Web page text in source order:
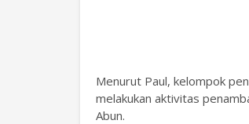
Menurut Paul, kelompok
melakukan aktivitas
Abun.